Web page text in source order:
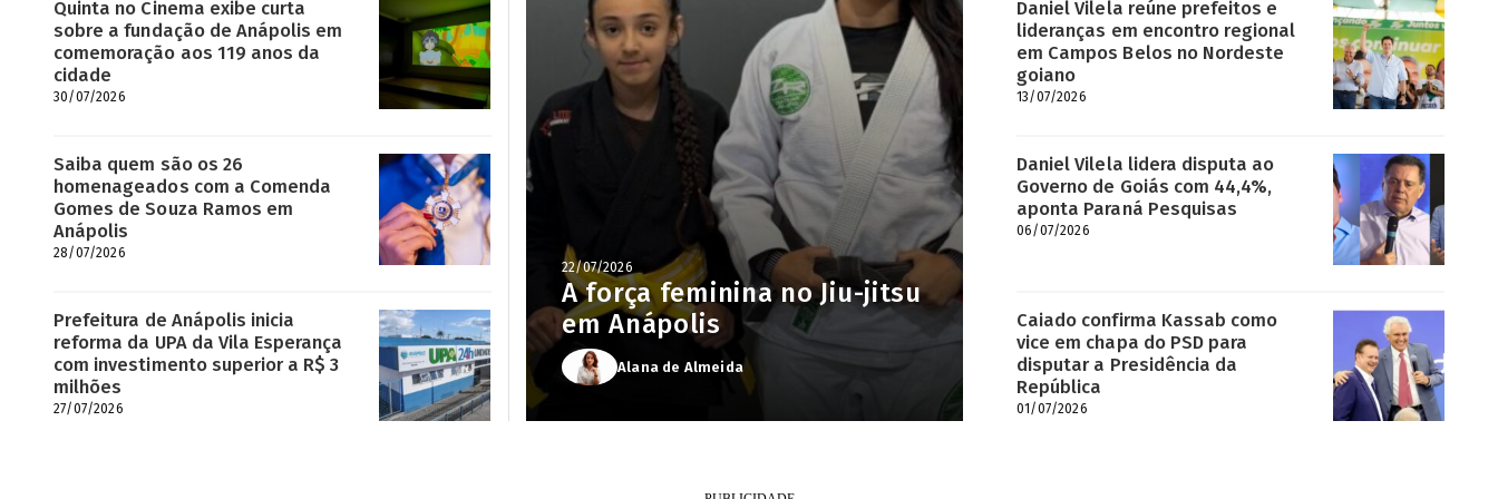
Quinta no Cinema exibe curta
sobre a fundação de Anápolis em
comemoração aos 119 anos da
cidade
30/07/2026
Saiba quem são os 26
homenageados com a Comenda
Gomes de Souza Ramos em
Anápolis
28/07/2026
Prefeitura de Anápolis inicia
reforma da UPA da Vila Esperança
com investimento superior a R$ 3
milhões
27/07/2026
22/07/2026
A força feminina no Jiu-jitsu
em Anápolis
Alana de Almeida
Daniel Vilela reúne prefeitos e
lideranças em encontro regional
em Campos Belos no Nordeste
goiano
13/07/2026
Daniel Vilela lidera disputa ao
Governo de Goiás com 44,4%,
aponta Paraná Pesquisas
06/07/2026
Caiado confirma Kassab como
vice em chapa do PSD para
disputar a Presidência da
República
01/07/2026